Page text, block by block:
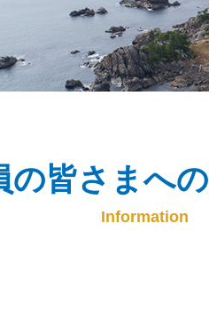
の皆さまへ
Information